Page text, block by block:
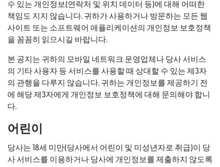
수 있는 개인정보(연락처 및 위치 데이터 등)에 대해 어떠한
책임도 지지 않습니다. 귀하가 사용하거나 방문하는 모든 웹
사이트 또는 소프트웨어 애플리케이션의 개인정보 보호정책
을 꼼꼼히 읽으시길 바랍니다.
본 공지는 귀하의 모바일 네트워크 운영업체나 당사 서비스
의 기타 사용자 등 서비스를 사용할 때 상대할 수 있는 제3자
의 관행을 다루지 않습니다. 귀하는 개인정보를 제공하기 전
에 해당 제3자에게 개인정보 보호정책에 대해 문의해야 합니
다.
어린이
당사는 18세 미만(당사에서 어린이 및 미성년자로 취급)이 당
사 서비스를 이용하거나 당사에 개인정보를 제출하지 않도록